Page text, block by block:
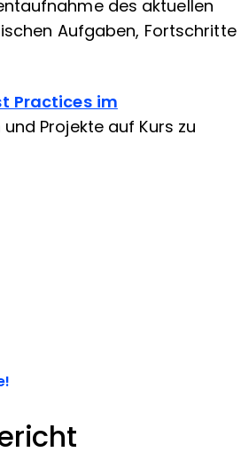
des aktuellen
Aufgaben, Fortschritte
Practices im
Projekte auf Kurs zu